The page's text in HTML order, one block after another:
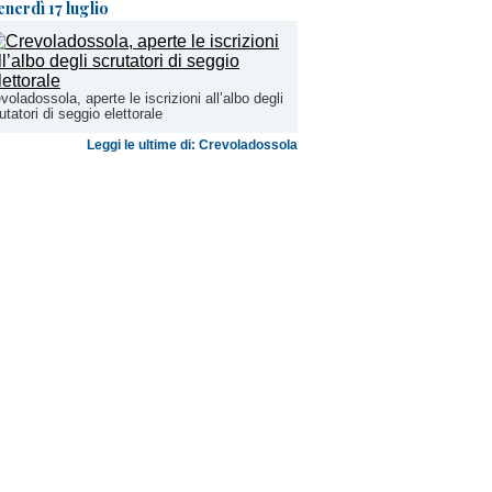
17 luglio
aperte le iscrizioni all’albo degli
di seggio elettorale
Leggi le ultime di: Crevoladossola